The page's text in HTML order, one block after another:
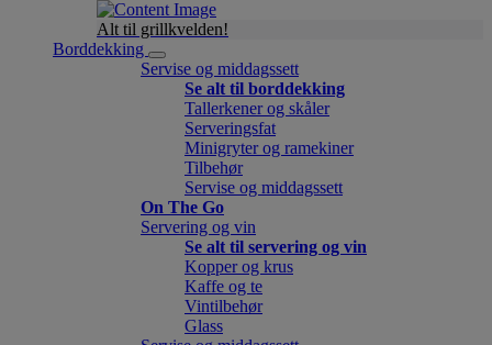
Alt til grillkvelden!
Borddekking
Servise og middagssett
Se alt til borddekking
Tallerkener og skåler
Serveringsfat
Minigryter og ramekiner
Tilbehør
Servise og middagssett
On The Go
Servering og vin
Se alt til servering og vin
Kopper og krus
Kaffe og te
Vintilbehør
Glass